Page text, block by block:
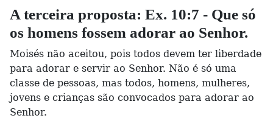
A terceira proposta: Ex. 10:7 - Que só
os homens fossem adorar ao Senhor.
Moisés não aceitou, pois todos devem ter liberdade
para adorar e servir ao Senhor. Não é só uma
classe de pessoas, mas todos, homens, mulheres,
jovens e crianças são convocados para adorar ao
Senhor.